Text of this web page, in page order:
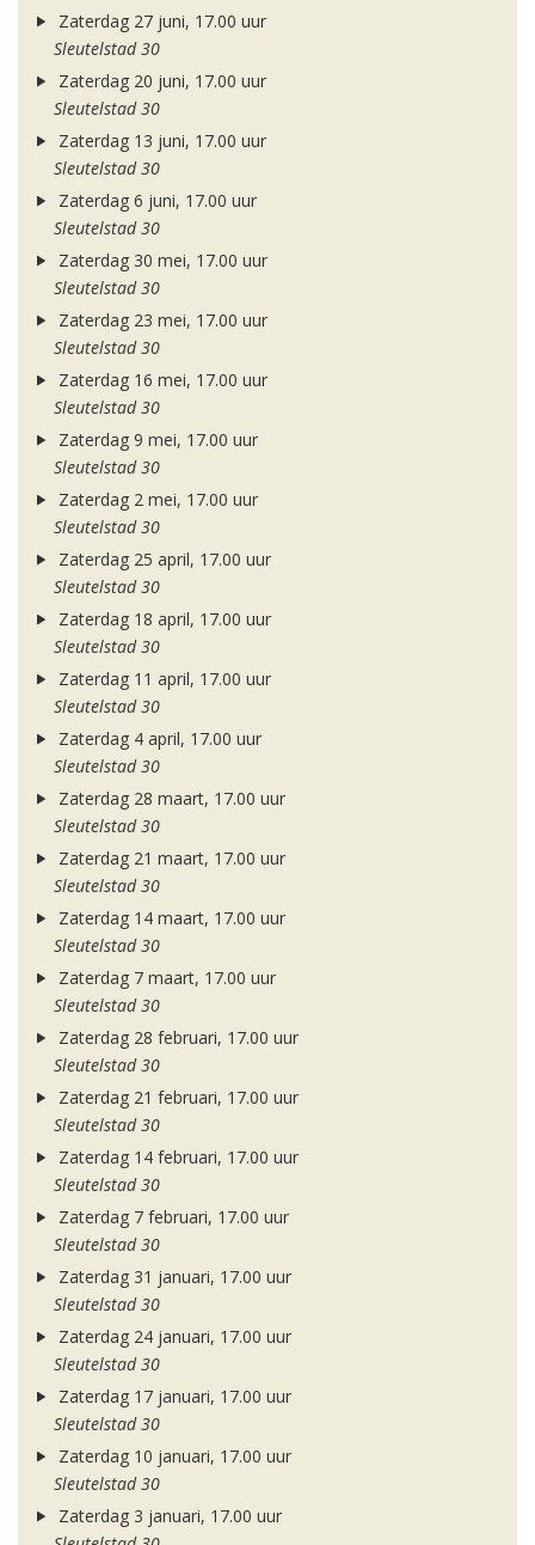
Zaterdag 27 juni, 17.00 uur
Sleutelstad 30
Zaterdag 20 juni, 17.00 uur
Sleutelstad 30
Zaterdag 13 juni, 17.00 uur
Sleutelstad 30
Zaterdag 6 juni, 17.00 uur
Sleutelstad 30
Zaterdag 30 mei, 17.00 uur
Sleutelstad 30
Zaterdag 23 mei, 17.00 uur
Sleutelstad 30
Zaterdag 16 mei, 17.00 uur
Sleutelstad 30
Zaterdag 9 mei, 17.00 uur
Sleutelstad 30
Zaterdag 2 mei, 17.00 uur
Sleutelstad 30
Zaterdag 25 april, 17.00 uur
Sleutelstad 30
Zaterdag 18 april, 17.00 uur
Sleutelstad 30
Zaterdag 11 april, 17.00 uur
Sleutelstad 30
Zaterdag 4 april, 17.00 uur
Sleutelstad 30
Zaterdag 28 maart, 17.00 uur
Sleutelstad 30
Zaterdag 21 maart, 17.00 uur
Sleutelstad 30
Zaterdag 14 maart, 17.00 uur
Sleutelstad 30
Zaterdag 7 maart, 17.00 uur
Sleutelstad 30
Zaterdag 28 februari, 17.00 uur
Sleutelstad 30
Zaterdag 21 februari, 17.00 uur
Sleutelstad 30
Zaterdag 14 februari, 17.00 uur
Sleutelstad 30
Zaterdag 7 februari, 17.00 uur
Sleutelstad 30
Zaterdag 31 januari, 17.00 uur
Sleutelstad 30
Zaterdag 24 januari, 17.00 uur
Sleutelstad 30
Zaterdag 17 januari, 17.00 uur
Sleutelstad 30
Zaterdag 10 januari, 17.00 uur
Sleutelstad 30
Zaterdag 3 januari, 17.00 uur